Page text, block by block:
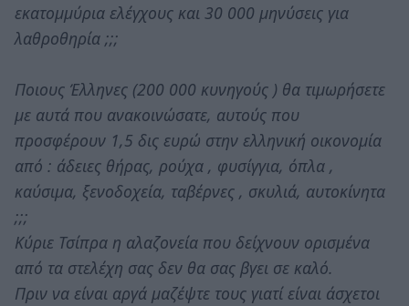
εκατομμύρια ελέγχους και 30 000 μηνύσεις για
λαθροθηρία ;;;
Ποιους Έλληνες (200 000 κυνηγούς ) θα τιμωρήσετε
με αυτά που ανακοινώσατε, αυτούς που
προσφέρουν 1,5 δις ευρώ στην ελληνική οικονομία
από : άδειες θήρας, ρούχα , φυσίγγια, όπλα ,
καύσιμα, ξενοδοχεία, ταβέρνες , σκυλιά, αυτοκίνητα
;;;
Κύριε Τσίπρα η αλαζονεία που δείχνουν ορισμένα
από τα στελέχη σας δεν θα σας βγει σε καλό.
Πριν να είναι αργά μαζέψτε τους γιατί είναι άσχετοι